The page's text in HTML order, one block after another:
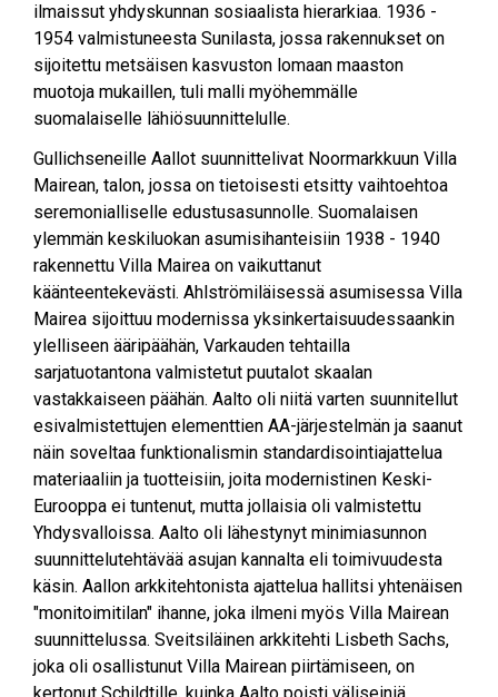
ilmaissut yhdyskunnan sosiaalista hierarkiaa. 1936 -
1954 valmistuneesta Sunilasta, jossa rakennukset on
sijoitettu metsäisen kasvuston lomaan maaston
muotoja mukaillen, tuli malli myöhemmälle
suomalaiselle lähiösuunnittelulle.
Gullichseneille Aallot suunnittelivat Noormarkkuun Villa
Mairean, talon, jossa on tietoisesti etsitty vaihtoehtoa
seremonialliselle edustusasunnolle. Suomalaisen
ylemmän keskiluokan asumisihanteisiin 1938 - 1940
rakennettu Villa Mairea on vaikuttanut
käänteentekevästi. Ahlströmiläisessä asumisessa Villa
Mairea sijoittuu modernissa yksinkertaisuudessaankin
ylelliseen ääripäähän, Varkauden tehtailla
sarjatuotantona valmistetut puutalot skaalan
vastakkaiseen päähän. Aalto oli niitä varten suunnitellut
esivalmistettujen elementtien AA-järjestelmän ja saanut
näin soveltaa funktionalismin standardisointiajattelua
materiaaliin ja tuotteisiin, joita modernistinen Keski-
Eurooppa ei tuntenut, mutta jollaisia oli valmistettu
Yhdysvalloissa. Aalto oli lähestynyt minimiasunnon
suunnittelutehtävää asujan kannalta eli toimivuudesta
käsin. Aallon arkkitehtonista ajattelua hallitsi yhtenäisen
"monitoimitilan" ihanne, joka ilmeni myös Villa Mairean
suunnittelussa. Sveitsiläinen arkkitehti Lisbeth Sachs,
joka oli osallistunut Villa Mairean piirtämiseen, on